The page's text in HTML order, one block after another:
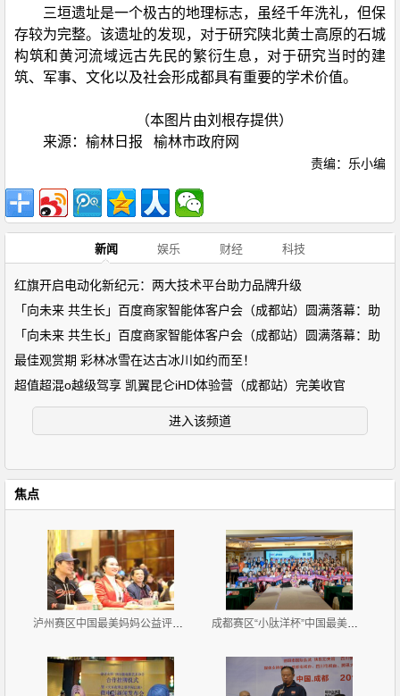
三垣遗址是一个极古的地理标志，虽经千年洗礼，但保
存较为完整。该遗址的发现，对于研究陕北黄士高原的石城
构筑和黄河流域远古先民的繁衍生息，对于研究当时的建
筑、军事、文化以及社会形成都具有重要的学术价值。
（本图片由刘根存提供）
来源：榆林日报 榆林市政府网
责编：乐小编
新闻 娱乐 财经 科技
红旗开启电动化新纪元：两大技术平台助力品牌升级
「向未来 共生长」百度商家智能体客户会（成都站）圆满落幕：助
「向未来 共生长」百度商家智能体客户会（成都站）圆满落幕：助
最佳观赏期 彩林冰雪在达古冰川如约而至！
超值超混o越级驾享 凯翼昆仑iHD体验营（成都站）完美收官
进入该频道
焦点
泸州赛区中国最美妈妈公益评选大赛新闻发布会暨首场海 成都赛区“小肽洋杯”中国最美妈妈公益评选大赛首场海